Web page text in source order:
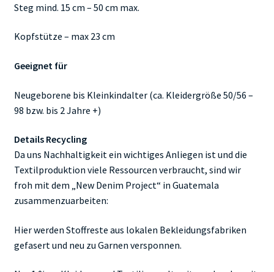
Steg mind. 15 cm – 50 cm max.
Kopfstütze – max 23 cm
Geeignet für
Neugeborene bis Kleinkindalter (ca. Kleidergröße 50/56 –
98 bzw. bis 2 Jahre +)
Details Recycling
Da uns Nachhaltigkeit ein wichtiges Anliegen ist und die
Textilproduktion viele Ressourcen verbraucht, sind wir
froh mit dem „New Denim Project“ in Guatemala
zusammenzuarbeiten:
Hier werden Stoffreste aus lokalen Bekleidungsfabriken
gefasert und neu zu Garnen versponnen.